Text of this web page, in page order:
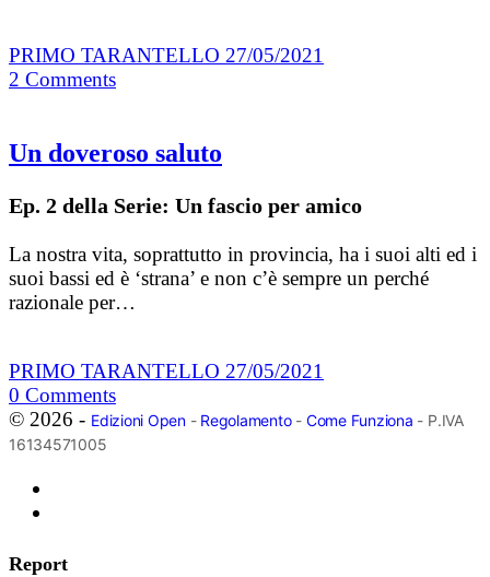
PRIMO TARANTELLO 27/05/2021
2 Comments
Un doveroso saluto
Ep. 2 della Serie: Un fascio per amico
La nostra vita, soprattutto in provincia, ha i suoi alti ed i
suoi bassi ed è ‘strana’ e non c’è sempre un perché
razionale per…
PRIMO TARANTELLO 27/05/2021
0 Comments
© 2026 - Edizioni Open- Regolamento- Come Funziona - P.IVA
16134571005
Report